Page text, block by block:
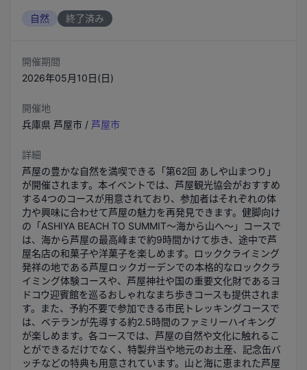
自然 終了済み
開催期間
2026年05月10日(日)
開催地
兵庫県 芦屋市 / 芦屋市
詳細
芦屋の豊かな自然を満喫できる「第62回 あしや山まつり」
が開催されます。本イベントでは、芦屋観光協会がおすすめ
する4つのコースが用意されており、参加者はそれぞれの体
力や興味に合わせて芦屋の魅力を再発見できます。健脚向け
の「ASHIYA BEACH TO SUMMIT～海から山へ～」コースで
は、海から芦屋の最高峰まで約9時間かけて歩き、途中で芦
屋名店の和菓子や洋菓子を楽しめます。ロッククライミング
発祥の地である芦屋ロックガーデンでの本格的なロッククラ
イミング体験コースや、芦屋神社や国の重要文化財であるヨ
ドコウ迎賓館を巡るおしゃれなまち歩きコースも提供されま
す。また、予約不要で参加できる市民トレッキングコースで
は、ベテランが先導する約2.5時間のファミリーハイキング
が楽しめます。各コースでは、芦屋の自然や文化に触れるこ
とができるだけでなく、特製弁当や地元のお土産、記念缶バ
ッチなどの特典も用意されています。山と海に恵まれた芦屋